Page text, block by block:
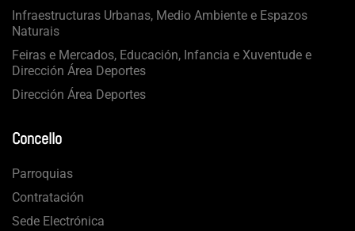
Infraestructuras Urbanas, Medio Ambiente e Espazos
Naturais
Feiras e Mercados, Educación, Infancia e Xuventude e
Dirección Área Deportes
Dirección Área Deportes
Concello
Parroquias
Contratación
Sede Electrónica